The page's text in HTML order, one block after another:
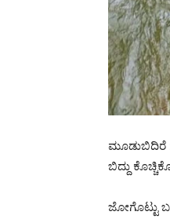
ಮೂಡುಬಿದಿರೆ :
ಬಿದ್ದು
ಜೋಗೊಟ್ಟು